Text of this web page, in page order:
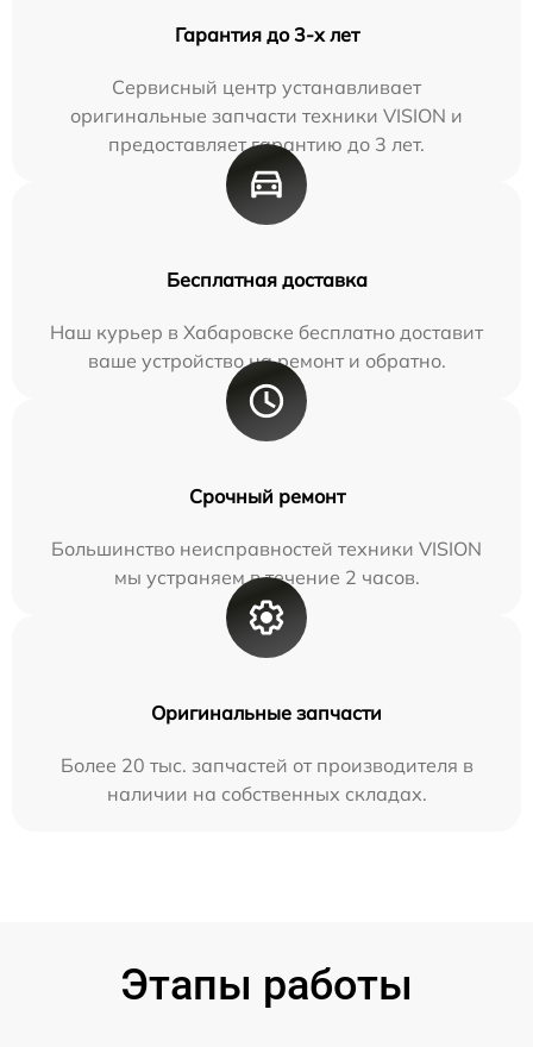
Гарантия до 3-х лет
Сервисный центр устанавливает
оригинальные запчасти техники VISION и
предоставляет гарантию до 3 лет.
Бесплатная доставка
Наш курьер в Хабаровске бесплатно доставит
ваше устройство на ремонт и обратно.
Срочный ремонт
Большинство неисправностей техники VISION
мы устраняем в течение 2 часов.
Оригинальные запчасти
Более 20 тыс. запчастей от производителя в
наличии на собственных складах.
Этапы работы